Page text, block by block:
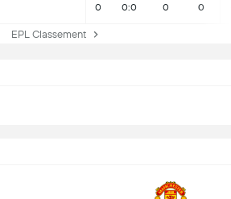
0 0:0 0 0
EPL Classement